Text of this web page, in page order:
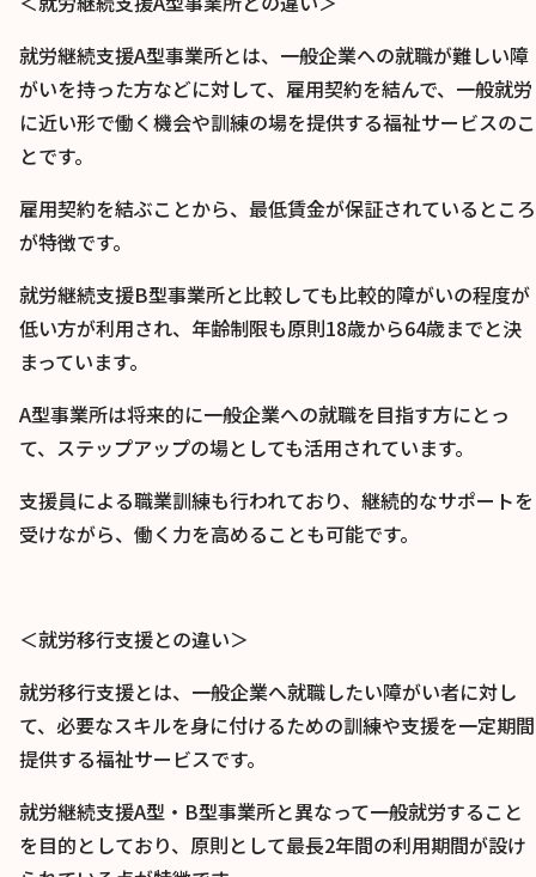
就労継続支援A型事業所とは、一般企業への就職が難しい障
がいを持った方などに対して、雇用契約を結んで、一般就労
に近い形で働く機会や訓練の場を提供する福祉サービスのこ
とです。
雇用契約を結ぶことから、最低賃金が保証されているところ
が特徴です。
就労継続支援B型事業所と比較しても比較的障がいの程度が
低い方が利用され、年齢制限も原則18歳から64歳までと決
まっています。
A型事業所は将来的に一般企業への就職を目指す方にとっ
て、ステップアップの場としても活用されています。
支援員による職業訓練も行われており、継続的なサポートを
受けながら、働く力を高めることも可能です。
＜就労移行支援との違い＞
就労移行支援とは、一般企業へ就職したい障がい者に対し
て、必要なスキルを身に付けるための訓練や支援を一定期間
提供する福祉サービスです。
就労継続支援A型・B型事業所と異なって一般就労すること
を目的としており、原則として最長2年間の利用期間が設け